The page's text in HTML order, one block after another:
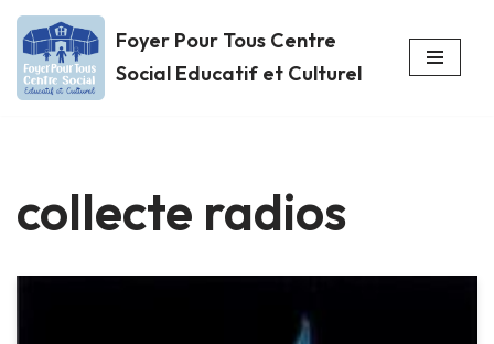
Aller
au
Foyer Pour Tous Centre
Social Educatif et Culturel
collecte radios